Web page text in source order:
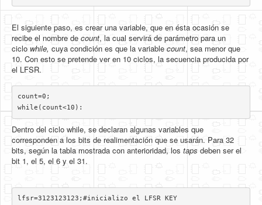
El siguiente paso, es crear una variable, que en ésta ocasión se
recibe el nombre de count, la cual servirá de parámetro para un
ciclo while, cuya condición es que la variable count, sea menor que
10. Con esto se pretende ver en 10 ciclos, la secuencia producida por
el LFSR.
count=0;
while(count<10):
Dentro del ciclo while, se declaran algunas variables que
corresponden a los bits de realimentación que se usarán. Para 32
bits, según la tabla mostrada con anterioridad, los taps deben ser el
bit 1, el 5, el 6 y el 31.
lfsr=3123123123;#inicializo el LFSR KEY